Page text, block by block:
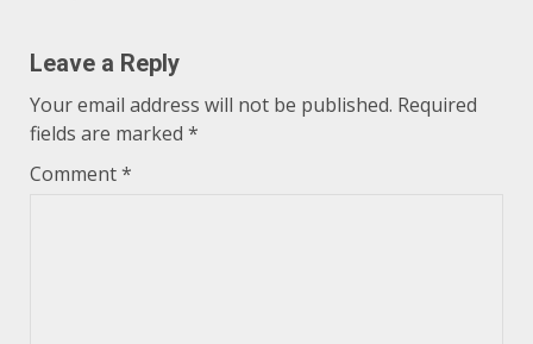
Leave a Reply
Your email address will not be published. Required
fields are marked *
Comment*